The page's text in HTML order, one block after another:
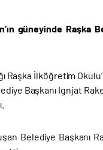
güneyinde Raşka
Raşka İlköğretim
Başkanı Ignjat
Belediye Başkanı